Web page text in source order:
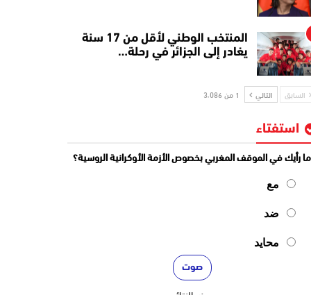
المنتخب الوطني لأقل من 17 سنة
يغادر إلى الجزائر في رحلة…
السابق التالي 1 من 3٬086
استفتاء
ما رأيك في الموقف المغربي بخصوص الأزمة الأوكرانية الروسية؟
مع
ضد
محايد